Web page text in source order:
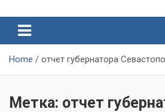
Севастополя
Севастополя
Home отчет губернатора
Метка: отчет